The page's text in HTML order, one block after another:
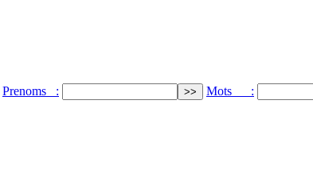
Prenoms : Mots :